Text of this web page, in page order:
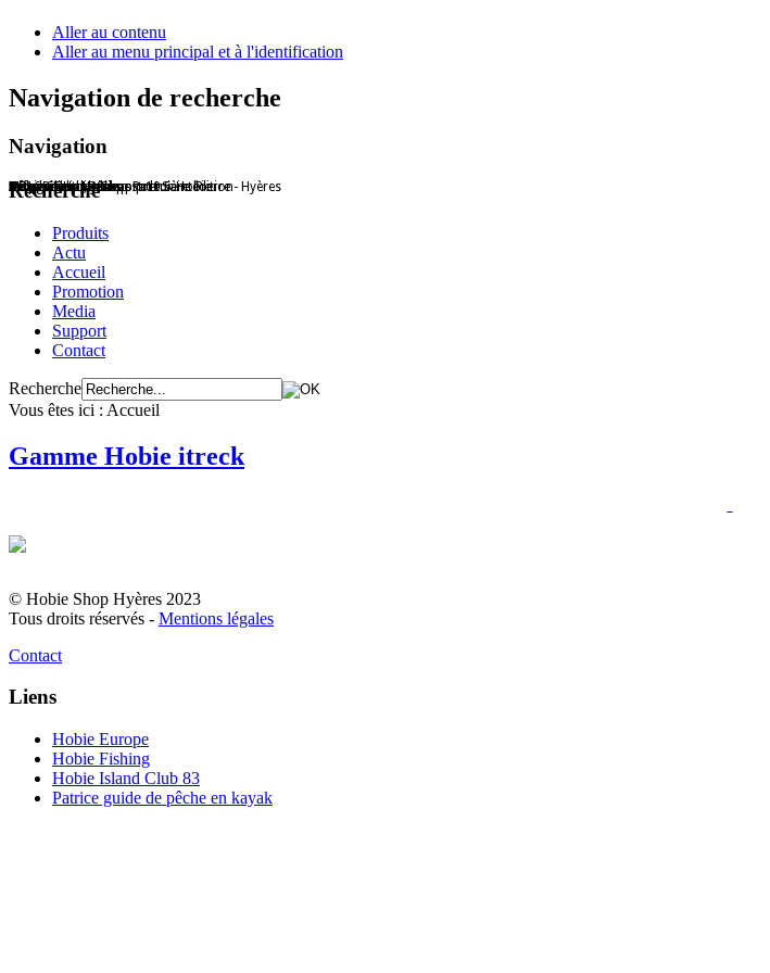
Aller au contenu
Aller au menu principal et à l'identification
Navigation de recherche
Navigation
Hobie Shop Hyères - Port Saint Pierre - Hyères
Offre Promo Passport 10.5
Patrice Gotti, Ambassadeur Hobie
HC16 en action
L'équipe hobie Shop
Accessoires Hobie
Mirage Eclipse
Trophée Hobie Shop première édition
Recherche
Produits
Actu
Accueil
Promotion
Media
Support
Contact
Recherche
Vous êtes ici : Accueil
Gamme Hobie itreck
© Hobie Shop Hyères 2023
Tous droits réservés - Mentions légales
Contact
Liens
Hobie Europe
Hobie Fishing
Hobie Island Club 83
Patrice guide de pêche en kayak